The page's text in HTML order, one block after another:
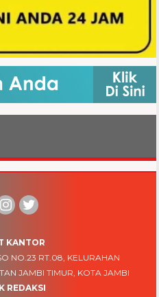
KANTOR
NO.23 RT.08, KELURAHAN
JAMBI TIMUR, KOTA JAMBI
REDAKSI